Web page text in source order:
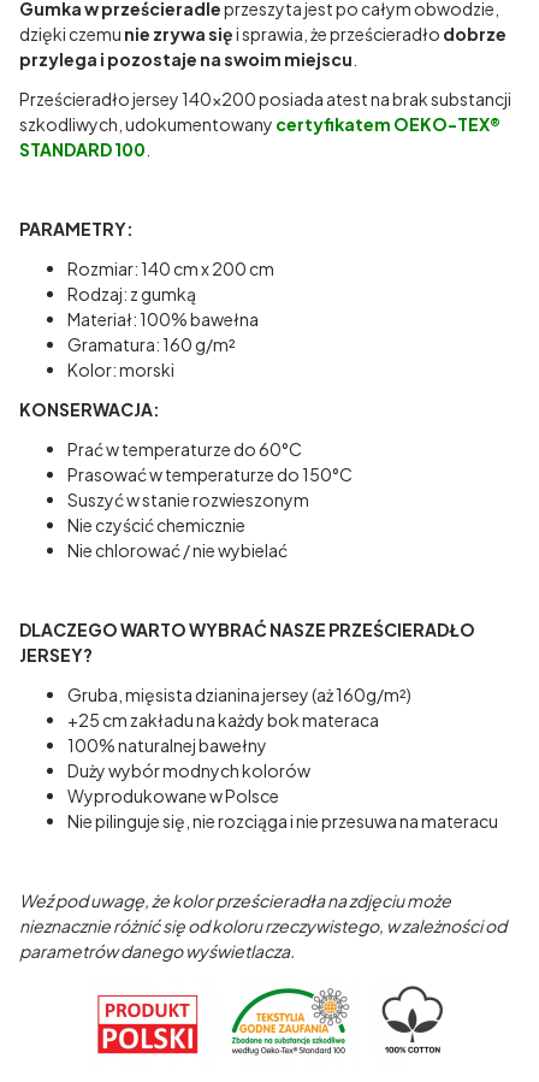
Gumka w prześcieradleprzeszyta jest po całym obwodzie,
dzięki czemu nie zrywa sięi sprawia, że prześcieradło dobrze
przylega i pozostaje na swoim miejscu
Prześcieradło jersey 140x200 posiada atest na brak substancji
szkodliwych, udokumentowany certyfikatem OEKO-TEX®
STANDARD 100
PARAMETRY:
Rozmiar: 140 cm x 200 cm
Rodzaj: z gumką
Materiał: 100% bawełna
Gramatura: 160 g/m²
Kolor: morski
KONSERWACJA:
Prać w temperaturze do 60°C
Prasować w temperaturze do 150°C
Suszyć w stanie rozwieszonym
Nie czyścić chemicznie
Nie chlorować / nie wybielać
DLACZEGO WARTO WYBRAĆ NASZE PRZEŚCIERADŁO
JERSEY?
Gruba, mięsista dzianina jersey (aż 160g/m²)
+25 cm zakładu na każdy bok materaca
100% naturalnej bawełny
Duży wybór modnych kolorów
Wyprodukowane w Polsce
Nie pilinguje się, nie rozciąga i nie przesuwa na materacu
Weź pod uwagę, że kolor prześcieradła na zdjęciu może
nieznacznie różnić się od koloru rzeczywistego, w zależności od
parametrów danego wyświetlacza.